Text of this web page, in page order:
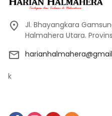
Jl. Bhayangkara
Halmahera Utara.
k